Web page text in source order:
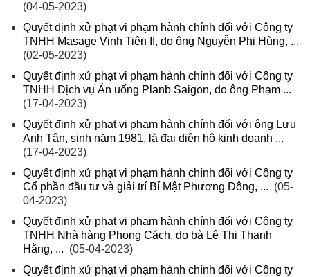
(04-05-2023)
Quyết định xử phạt vi phạm hành chính đối với Công ty
TNHH Masage Vinh Tiên II, do ông Nguyễn Phi Hùng, ...
(02-05-2023)
Quyết định xử phạt vi phạm hành chính đối với Công ty
TNHH Dịch vụ Ăn uống Planb Saigon, do ông Phạm ...
(17-04-2023)
Quyết định xử phạt vi phạm hành chính đối với ông Lưu
Anh Tân, sinh năm 1981, là đại diện hộ kinh doanh ...
(17-04-2023)
Quyết định xử phạt vi phạm hành chính đối với Công ty
Cổ phần đầu tư và giải trí Bí Mật Phương Đông, ... (05-
04-2023)
Quyết định xử phạt vi phạm hành chính đối với Công ty
TNHH Nhà hàng Phong Cách, do bà Lê Thị Thanh
Hằng, ... (05-04-2023)
Quyết định xử phạt vi phạm hành chính đối với Công ty